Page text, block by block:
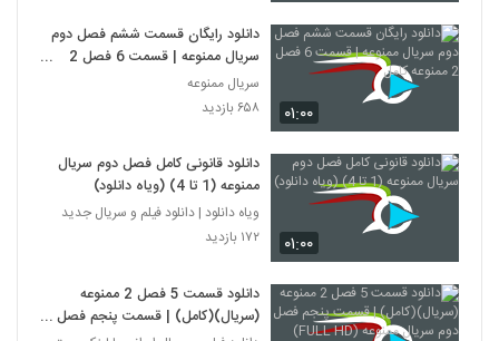
۰۱:۰۰
دانلود رایگان قسمت ششم فصل دوم
سریال ممنوعه | قسمت 6 فصل 2
ممنوعه کامل
سریال ممنوعه
۶۵۸ بازدید
۰۱:۰۰
دانلود قانونی کامل فصل دوم سریال
ممنوعه (1 تا 4) (ویاه دانلود)
ویاه دانلود | دانلود فیلم و سریال جدید
۱۷۲ بازدید
دانلود قسمت 5 فصل 2 ممنوعه
(سریال)(کامل) | قسمت پنجم فصل